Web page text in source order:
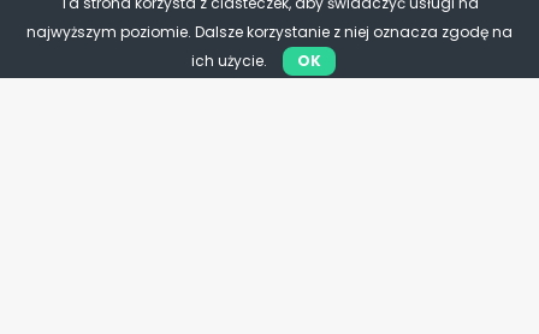
najwyższym poziomie. Dalsze korzystanie z niej oznacza zgodę na
ich użycie.
OK